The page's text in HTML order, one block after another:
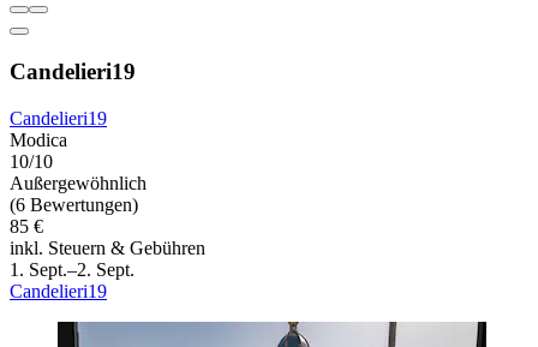
Candelieri19
Candelieri19
Modica
10/10
Außergewöhnlich
(6 Bewertungen)
85 €
inkl. Steuern & Gebühren
1. Sept.–2. Sept.
Candelieri19